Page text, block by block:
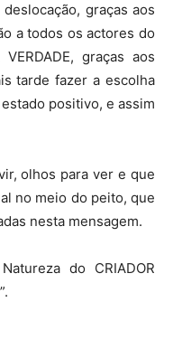
graças aos
a todos os actores do
graças aos
tarde fazer a escolha
positivo, e assim
olhos para ver e que
no meio do peito, que
nesta mensagem.
do CRIADOR